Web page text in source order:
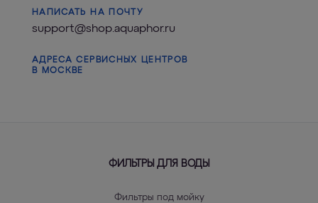
АДРЕСА СЕРВИСНЫХ ЦЕНТРОВ
В МОСКВЕ
НАПИСАТЬ НА ПОЧТУ
support@shop.aquaphor.ru
ФИЛЬТРЫ ДЛЯ ВОДЫ
Фильтры под мойку